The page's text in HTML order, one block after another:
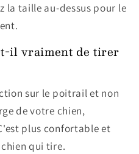
la taille au-dessus pour le
il vraiment de tirer
sur le poitrail et non
de votre chien,
plus confortable et
qui tire.